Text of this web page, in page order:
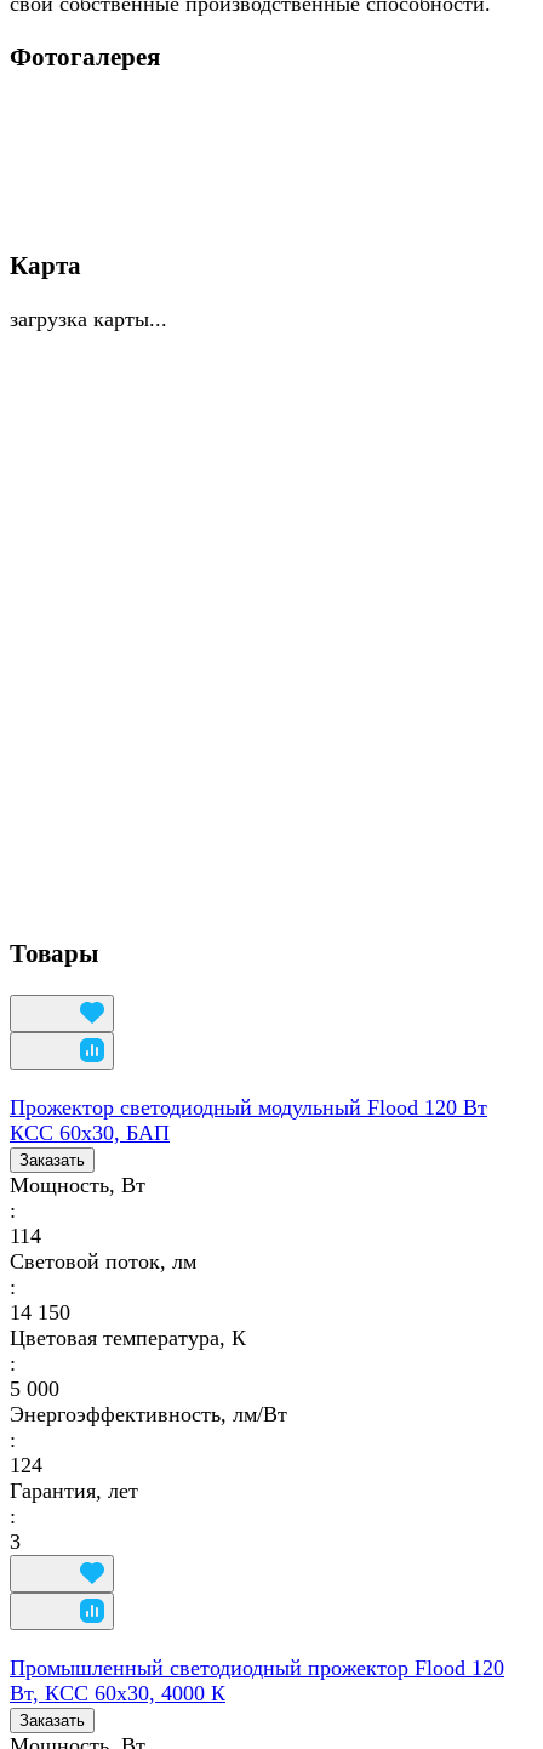
Фотогалерея
Карта
загрузка карты...
Товары
Прожектор светодиодный модульный Flood 120 Вт
КСС 60х30, БАП
Заказать
Мощность, Вт
:
114
Световой поток, лм
:
14 150
Цветовая температура, К
:
5 000
Энергоэффективность, лм/Вт
:
124
Гарантия, лет
:
3
Промышленный светодиодный прожектор Flood 120
Вт, КСС 60х30, 4000 К
Заказать